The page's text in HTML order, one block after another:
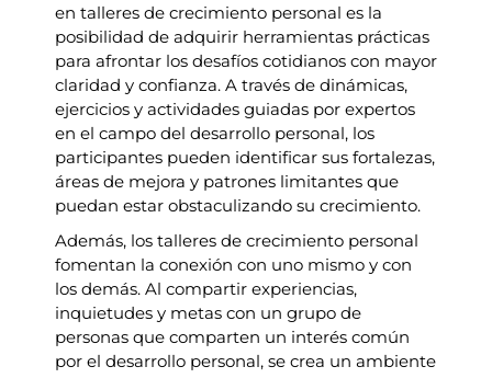
en talleres de crecimiento personal es la
posibilidad de adquirir herramientas prácticas
para afrontar los desafíos cotidianos con mayor
claridad y confianza. A través de dinámicas,
ejercicios y actividades guiadas por expertos
en el campo del desarrollo personal, los
participantes pueden identificar sus fortalezas,
áreas de mejora y patrones limitantes que
puedan estar obstaculizando su crecimiento.
Además, los talleres de crecimiento personal
fomentan la conexión con uno mismo y con
los demás. Al compartir experiencias,
inquietudes y metas con un grupo de
personas que comparten un interés común
por el desarrollo personal, se crea un ambiente